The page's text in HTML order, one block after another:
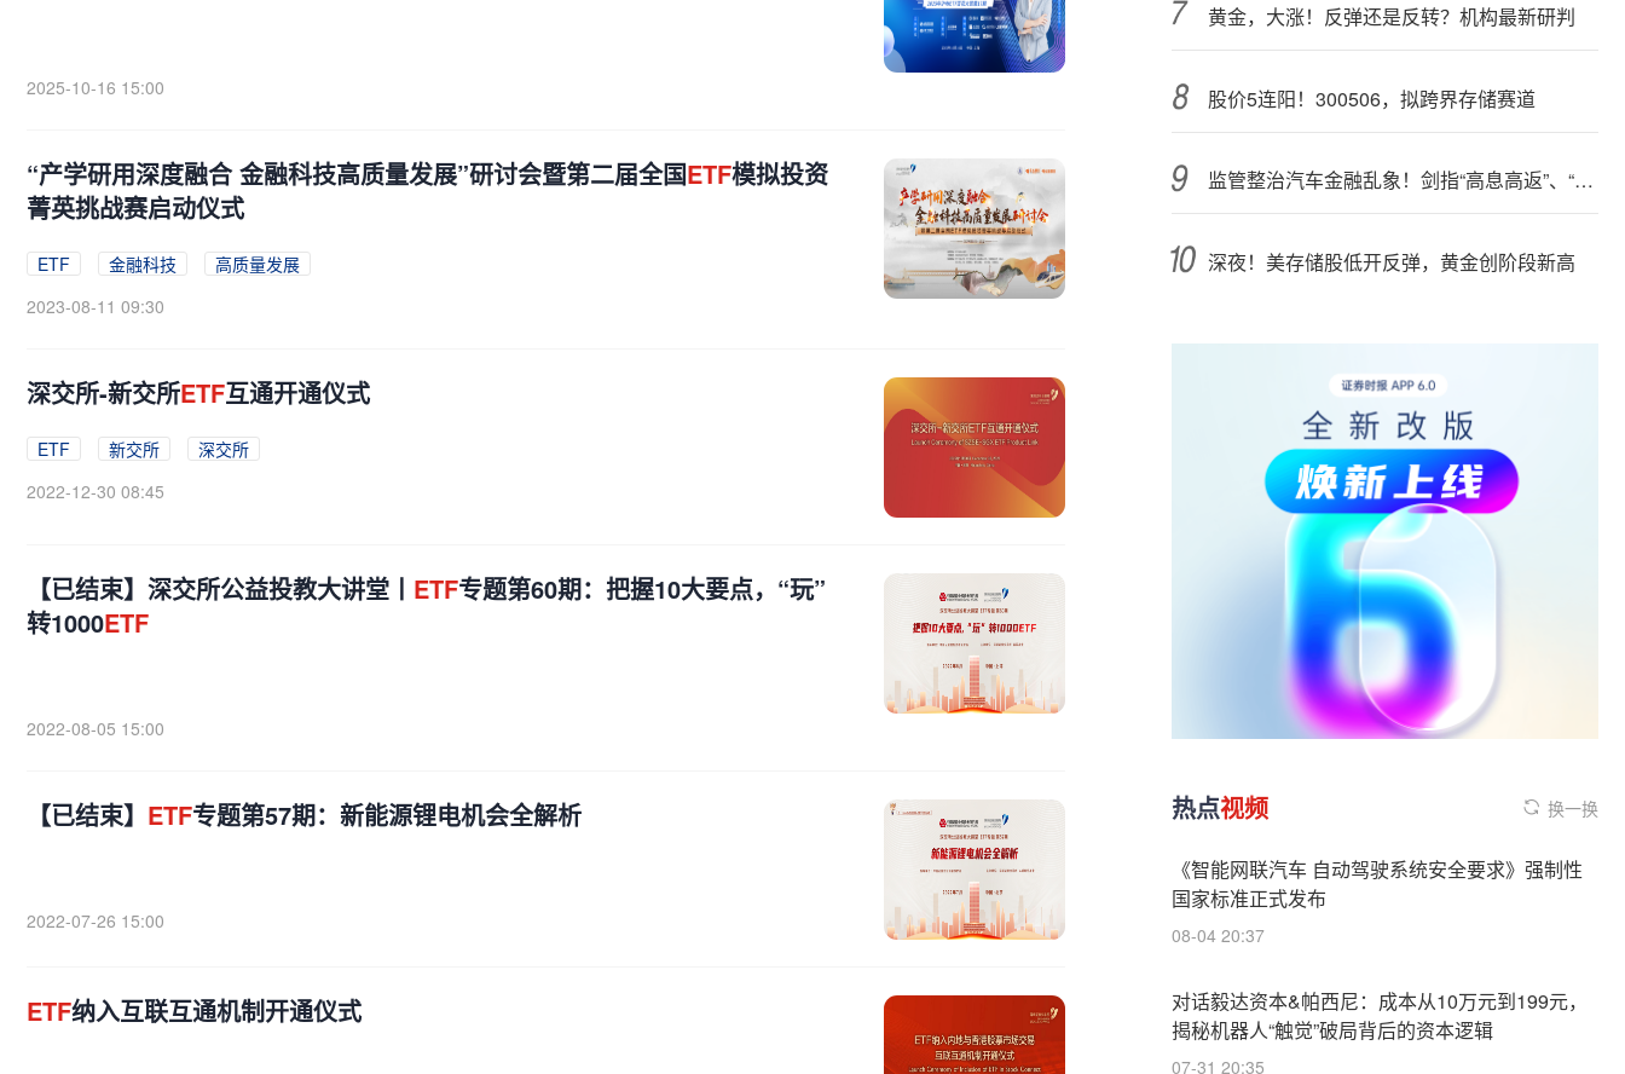
2025-10-16 15:00
“产学研用深度融合 金融科技高质量发展”研讨会暨第二届全国ETF模拟投资
菁英挑战赛启动仪式
ETF 金融科技
高质量发展
2023-08-11 09:30
深交所-新交所ETF互通开通仪式
ETF 新交所
深交所
2022-12-30 08:45
【已结束】深交所公益投教大讲堂丨 ETF专题第60期：把握10大要点，“玩”
转1000ETF
2022-08-05 15:00
【已结束】 ETF专题第57期：新能源锂电机会全解析
2022-07-26 15:00
ETF纳入互联互通机制开通仪式
黄金，大涨！反弹还是反转？机构最新研判
股价5连阳！300506，拟跨界存储赛道
监管整治汽车金融乱象！剑指“高息高返”、“零首付”“低首付”诱导购车
深夜！美存储股低开反弹，黄金创阶段新高
热点视频 换一换
《智能网联汽车 自动驾驶系统安全要求》强制性
国家标准正式发布
08-04 20:37
对话毅达资本&帕西尼：成本从10万元到199元，
揭秘机器人“触觉”破局背后的资本逻辑
07-31 20:35